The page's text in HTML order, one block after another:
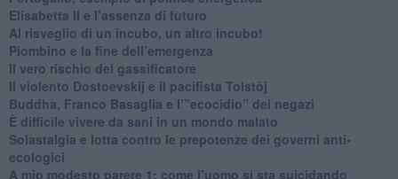
​Elisabetta II e l’assenza di futuro
Al risveglio di un incubo, un altro incubo!
​Piombino e la fine dell’emergenza
​Il vero rischio del gassificatore
​Il violento Dostoevskij e il pacifista Tolstòj
​Buddha, Franco Basaglia e l’”ecocidio” dei negazi
​È difficile vivere da sani in un mondo malato
Solastalgia e lotta contro le prepotenze dei governi anti-
ecologici
​A mio modesto parere 1: come l’uomo si sta suicidando